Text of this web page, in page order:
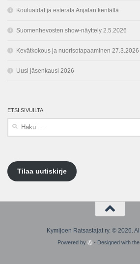
Kouluaidat ja esterata Anjalan kentällä
Suomenhevosten show-näyttely 2.5.2026
Kevätkokous ja nuorisotapaaminen 27.3.2026
Uusi jäsenkausi 2026
ETSI SIVUILTA
Tilaa uutiskirje
Kymijoen Ratsastajat ry. © 2026.
Powered by - Designed with the